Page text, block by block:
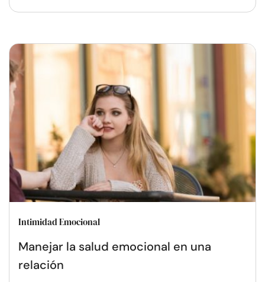
Intimidad Emocional
Manejar la salud emocional en una
relación